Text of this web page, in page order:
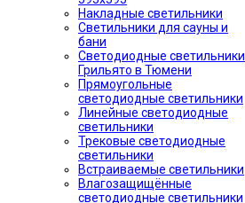
Накладные светильники
Светильники для сауны и
бани
Светодиодные светильники
Грильято в Тюмени
Прямоугольные
светодиодные светильники
Линейные светодиодные
светильники
Трековые светодиодные
светильники
Встраиваемые светильники
Влагозащищённые
светодиодные светильники